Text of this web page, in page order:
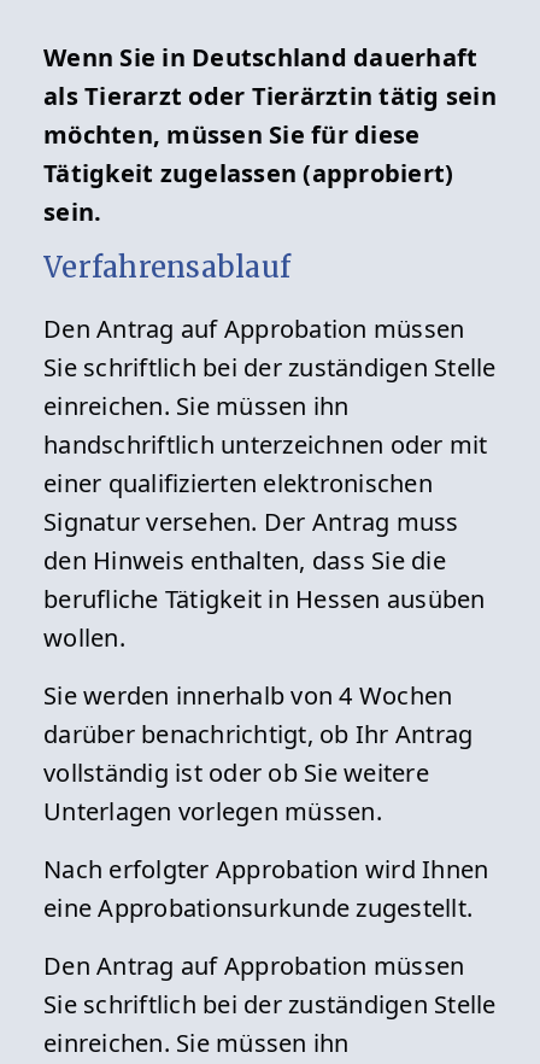
Regierungspräsidium Gießen -
Dezernat 54 - Veterinärwesen und
Verbraucherschutz
Schanzenfeldstraße 8
35578 Wetzlar
Telefax: 0641 303-5430
E-Mail:AbtV@rpgi.hessen.de
Öffnungszeiten
Das Regierungspräsidium Gießen ist
täglich telefonisch erreichbar:
Montags - donnerstags 08:00 - 16:30
Freitags 08:00 - 15:00 Uhr
Hinweis: Für einen persönlichen
Besuch vereinbaren Sie bitte einen
Termin.
Detailansicht »
Wenn Sie in Deutschland dauerhaft
als Tierarzt oder Tierärztin tätig sein
möchten, müssen Sie für diese
Tätigkeit zugelassen (approbiert)
sein.
Verfahrensablauf
Den Antrag auf Approbation müssen
Sie schriftlich bei der zuständigen Stelle
einreichen. Sie müssen ihn
handschriftlich unterzeichnen oder mit
einer qualifizierten elektronischen
Signatur versehen. Der Antrag muss
den Hinweis enthalten, dass Sie die
berufliche Tätigkeit in Hessen ausüben
wollen.
Sie werden innerhalb von 4 Wochen
darüber benachrichtigt, ob Ihr Antrag
vollständig ist oder ob Sie weitere
Unterlagen vorlegen müssen.
Nach erfolgter Approbation wird Ihnen
eine Approbationsurkunde zugestellt.
Den Antrag auf Approbation müssen
Sie schriftlich bei der zuständigen Stelle
einreichen. Sie müssen ihn